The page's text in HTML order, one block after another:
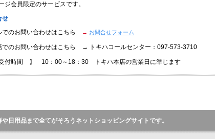
ジ会員限定のサービスです。
せ
でのお問い合わせはこちら
→ お問合せフォーム
でのお問い合わせはこちら → トキハコールセンター：097-573-3710
時間 】 10：00～18：30 トキハ本店の営業日に準じます
日用品まで全てがそろうネットショッピングサイトです。